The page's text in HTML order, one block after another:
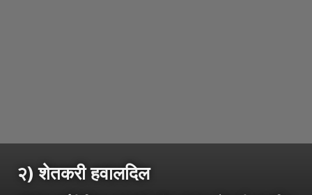
२) शेतकरी हवालदिल